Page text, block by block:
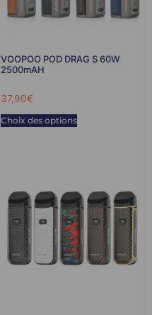
VOOPOO POD DRAG S 60W
2500mAH
37,90€
Choix des options